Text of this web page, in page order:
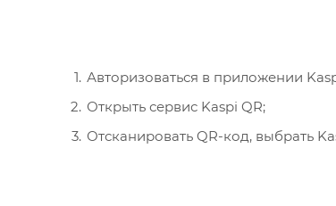
Авторизоваться в приложении
Открыть сервис Kaspi QR;
Отсканировать QR-код, выбрать